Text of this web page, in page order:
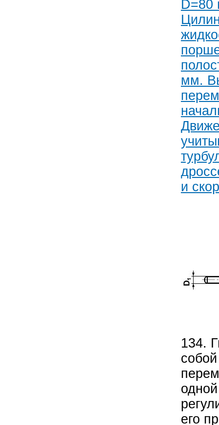
D=80
мм.
и
134.
его